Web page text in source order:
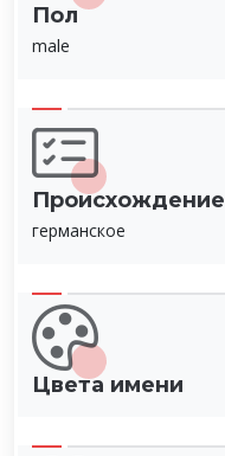
Пол
male
Происхождение
германское
Цвета имени